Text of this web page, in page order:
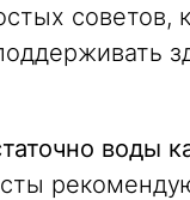
советов,
воды